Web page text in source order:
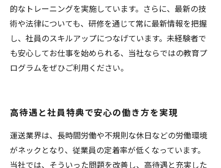
的なトレーニングを実施しています。さらに、最新の技
術や法律についても、研修を通じて常に最新情報を把握
し、社員のスキルアップにつなげています。未経験者で
も安心してお仕事を始められる、当社ならではの教育プ
ログラムをぜひご利用ください。
高待遇と社員特典で安心の働き方を実現
運送業界は、長時間労働や不規則な休日などの労働環境
がネックとなり、従業員の定着率が低くなっています。
当社では、そういった問題を改善し、高待遇と充実した